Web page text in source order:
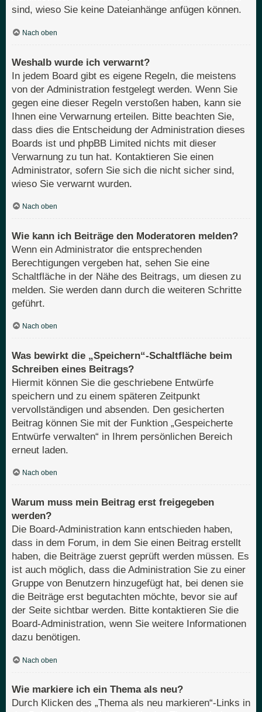
sind, wieso Sie keine Dateianhänge anfügen können.
Nach oben
Weshalb wurde ich verwarnt?
In jedem Board gibt es eigene Regeln, die meistens
von der Administration festgelegt werden. Wenn Sie
gegen eine dieser Regeln verstoßen haben, kann sie
Ihnen eine Verwarnung erteilen. Bitte beachten Sie,
dass dies die Entscheidung der Administration dieses
Boards ist und phpBB Limited nichts mit dieser
Verwarnung zu tun hat. Kontaktieren Sie einen
Administrator, sofern Sie sich die nicht sicher sind,
wieso Sie verwarnt wurden.
Nach oben
Wie kann ich Beiträge den Moderatoren melden?
Wenn ein Administrator die entsprechenden
Berechtigungen vergeben hat, sehen Sie eine
Schaltfläche in der Nähe des Beitrags, um diesen zu
melden. Sie werden dann durch die weiteren Schritte
geführt.
Nach oben
Was bewirkt die „Speichern“-Schaltfläche beim
Schreiben eines Beitrags?
Hiermit können Sie die geschriebene Entwürfe
speichern und zu einem späteren Zeitpunkt
vervollständigen und absenden. Den gesicherten
Beitrag können Sie mit der Funktion „Gespeicherte
Entwürfe verwalten“ in Ihrem persönlichen Bereich
erneut laden.
Nach oben
Warum muss mein Beitrag erst freigegeben
werden?
Die Board-Administration kann entschieden haben,
dass in dem Forum, in dem Sie einen Beitrag erstellt
haben, die Beiträge zuerst geprüft werden müssen. Es
ist auch möglich, dass die Administration Sie zu einer
Gruppe von Benutzern hinzugefügt hat, bei denen sie
die Beiträge erst begutachten möchte, bevor sie auf
der Seite sichtbar werden. Bitte kontaktieren Sie die
Board-Administration, wenn Sie weitere Informationen
dazu benötigen.
Nach oben
Wie markiere ich ein Thema als neu?
Durch Klicken des „Thema als neu markieren“-Links in